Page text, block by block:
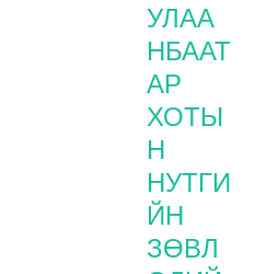
УЛАА
НБААТ
АР
ХОТЫ
Н
НУТГИ
ЙН
ЗӨВЛ